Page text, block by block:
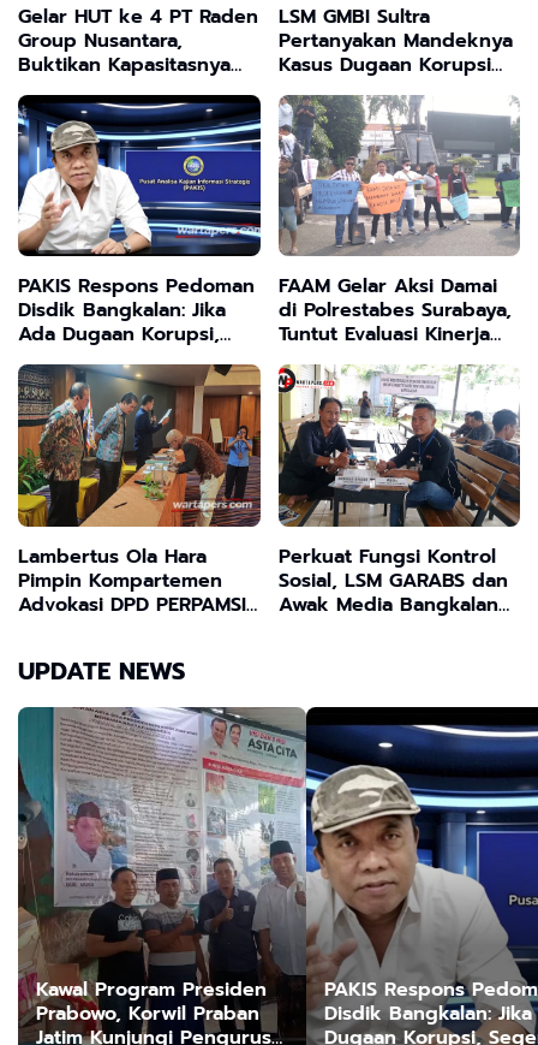
Gelar HUT ke 4 PT Raden
Group Nusantara,
Buktikan Kapasitasnya
Sebagai Perusahaan
Yang Punya Daya Saing
Tinggi.
LSM GMBI Sultra
Pertanyakan Mandeknya
Kasus Dugaan Korupsi
Rp26 Miliar: "Ada Upaya
Melindungi Aktor Proyek
Fiktif ? "
PAKIS Respons Pedoman
Disdik Bangkalan: Jika
Ada Dugaan Korupsi,
Segera Tempuh Jalur
Hukum
FAAM Gelar Aksi Damai
di Polrestabes Surabaya,
Tuntut Evaluasi Kinerja
dan Tegaknya Keadilan
Lambertus Ola Hara
Pimpin Kompartemen
Advokasi DPD PERPAMSI
Perkuat Fungsi Kontrol
Sosial, LSM GARABS dan
Awak Media Bangkalan
UPDATE NEWS
Kawal Program Presiden
Prabowo, Korwil Praban
Jatim Kunjungi Pengurus
PAKIS Respons
Disdik Bangkalan:
Dugaan Korupsi,